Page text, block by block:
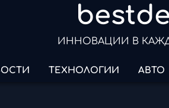
ИННОВАЦИИ В
ТЕХНОЛОГИИ АВТО